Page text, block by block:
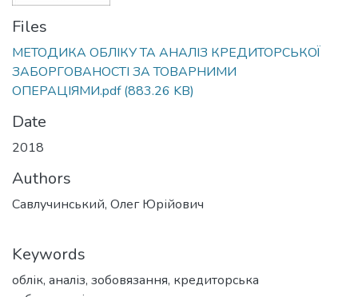
Files
МЕТОДИКА ОБЛІКУ ТА АНАЛІЗ КРЕДИТОРСЬКОЇ
ЗАБОРГОВАНОСТІ ЗА ТОВАРНИМИ
ОПЕРАЦІЯМИ.pdf(883.26 KB)
Date
2018
Authors
Савлучинський, Олег Юрійович
Keywords
облік, аналіз, зобовязання, кредиторська